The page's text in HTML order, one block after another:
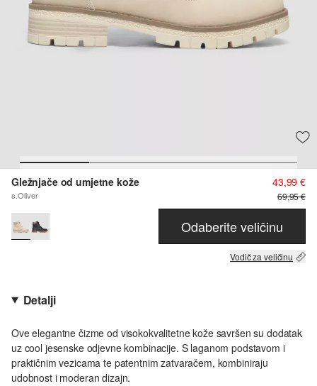
Gležnjače od umjetne kože
s.Oliver
43,99 €
69,95 €
Odaberite veličinu
Vodič za veličinu
Detalji
Ove elegantne čizme od visokokvalitetne kože savršen su dodatak
uz cool jesenske odjevne kombinacije. S laganom podstavom i
praktičnim vezicama te patentnim zatvaračem, kombiniraju
udobnost i moderan dizajn.